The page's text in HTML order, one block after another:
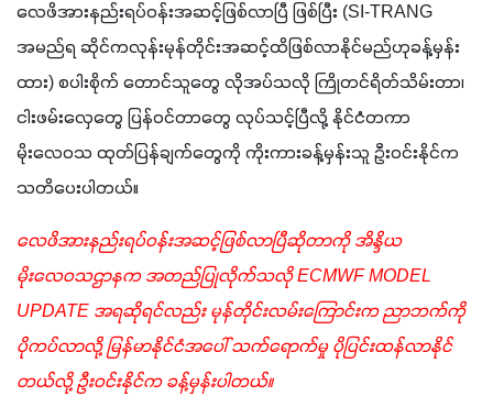
လေဖိအားနည်းရပ်ဝန်းအဆင့်ဖြစ်လာပြီ ဖြစ်ပြီး (SI-TRANG
အမည်ရ ဆိုင်ကလုန်းမုန်တိုင်းအဆင့်ထိဖြစ်လာနိုင်မည်ဟုခန့်မှန်း
ထား) စပါးစိုက် တောင်သူတွေ လိုအပ်သလို ကြိုတင်ရိတ်သိမ်းတာ၊
ငါးဖမ်းလှေတွေ ပြန်ဝင်တာတွေ လုပ်သင့်ပြီလို့ နိုင်ငံတကာ
မိုးလေဝသ ထုတ်ပြန်ချက်တွေကို ကိုးကားခန့်မှန်းသူ ဦးဝင်းနိုင်က
သတိပေးပါတယ်။
လေဖိအားနည်းရပ်ဝန်းအဆင့်ဖြစ်လာပြီဆိုတာကို အိန္ဒိယ
မိုးလေဝသဌာနက အတည်ပြုလိုက်သလို ECMWF MODEL
UPDATE အရဆိုရင်လည်း မုန်တိုင်းလမ်းကြောင်းက ညာဘက်ကို
ပိုကပ်လာလို့ မြန်မာနိုင်ငံအပေါ် သက်ရောက်မှု ပိုပြင်းထန်လာနိုင်
တယ်လို့ ဦးဝင်းနိုင်က ခန့်မှန်းပါတယ်။